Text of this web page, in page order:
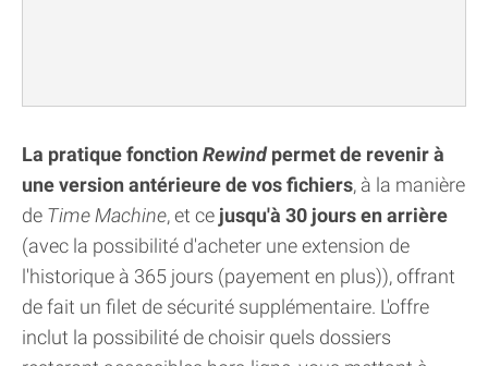
La pratique fonction Rewindpermet de revenir à
une version antérieure de vos fichiers, à la manière
de Time Machine, et ce jusqu'à 30 jours en arrière
(avec la possibilité d'acheter une extension de
l'historique à 365 jours (payement en plus)), offrant
de fait un filet de sécurité supplémentaire. L'offre
inclut la possibilité de choisir quels dossiers